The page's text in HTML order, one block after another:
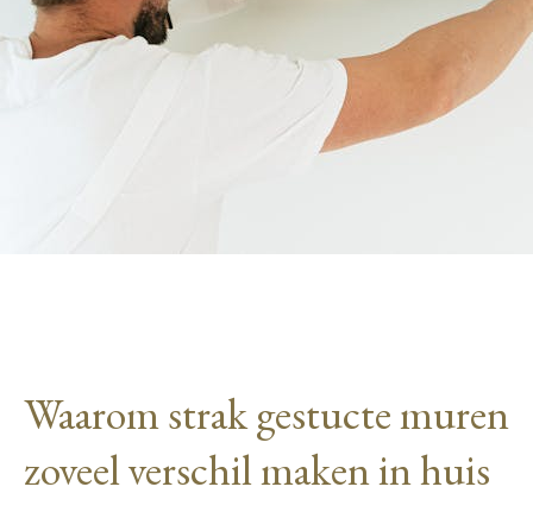
Waarom strak gestucte muren
zoveel verschil maken in huis